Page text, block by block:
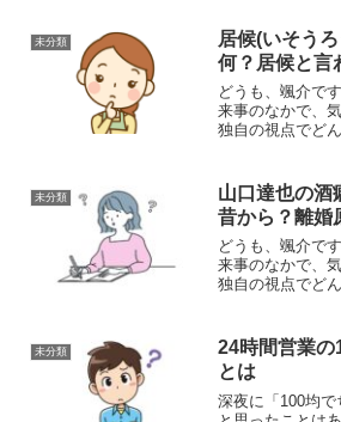
未分類
居候(いそう
何？居候と言
どうも、颯介で
来事のなかで、
独自の視点でど
「居候（いそう
ぜこのように言
未分類
山口達也の酒
昔から？離婚
どうも、颯介で
来事のなかで、
独自の視点でど
TOKIOの山口達
さについてです。
未分類
24時間営業の
とは
深夜に「100均で